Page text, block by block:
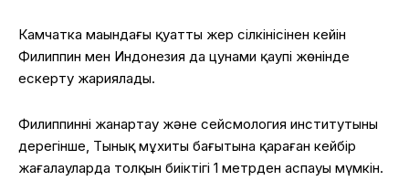
Камчатка маңындағы қуатты жер сілкінісінен кейін
Филиппин мен Индонезия да цунами қаупі жөнінде
ескерту жариялады.
Филиппиннің жанартау және сейсмология институтының
дерегінше, Тынық мұхиты бағытына қараған кейбір
жағалауларда толқын биіктігі 1 метрден аспауы мүмкін.